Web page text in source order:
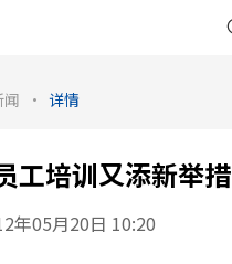
· 详情
工培训又添新举措
年05月20日 10:20